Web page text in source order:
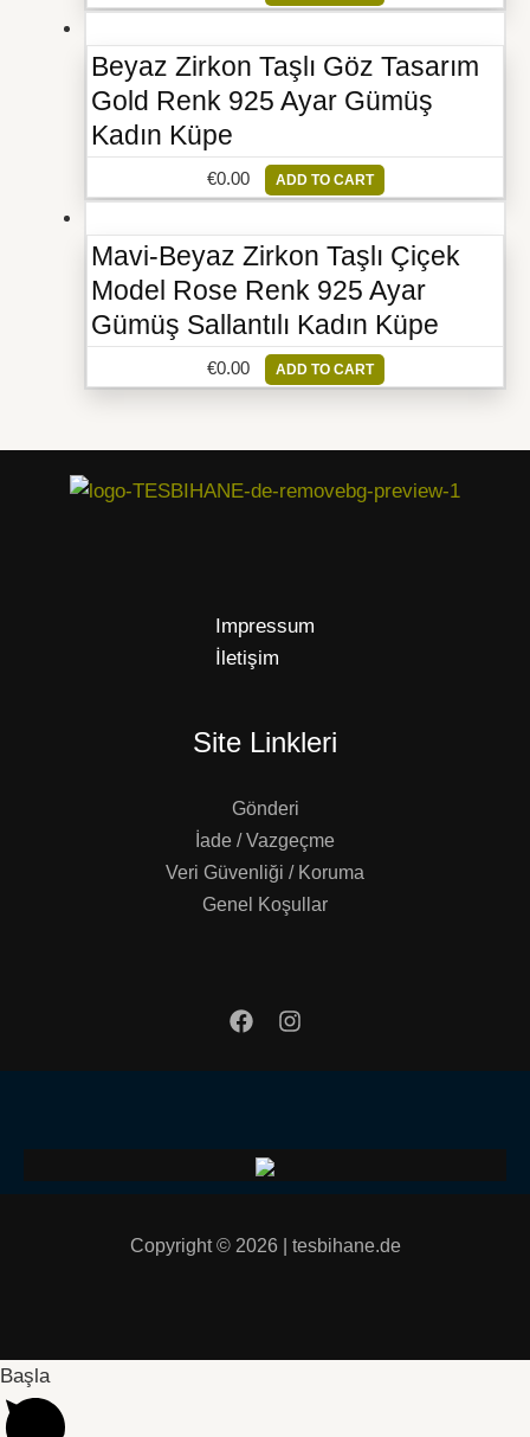
Beyaz Zirkon Taşlı Göz Tasarım
Gold Renk 925 Ayar Gümüş
Kadın Küpe
€0.00 ADD TO CART
Mavi-Beyaz Zirkon Taşlı Çiçek
Model Rose Renk 925 Ayar
Gümüş Sallantılı Kadın Küpe
€0.00 ADD TO CART
Impressum
İletişim
Site Linkleri
Gönderi
İade / Vazgeçme
Veri Güvenliği / Koruma
Genel Koşullar
Copyright © 2026 | tesbihane.de
Başla